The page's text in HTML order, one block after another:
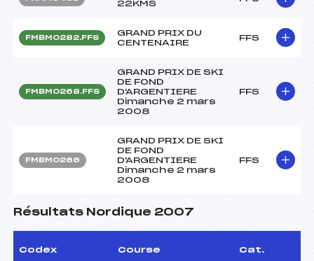
22KMS
FMBM0282.FFS
GRAND PRIX DU
CENTENAIRE
FFS
FMBM0268.FFS
GRAND PRIX DE SKI
DE FOND
D'ARGENTIERE
Dimanche 2 mars
2008
FFS
FMBM0266
GRAND PRIX DE SKI
DE FOND
D'ARGENTIERE
Dimanche 2 mars
2008
FFS
Résultats Nordique 2007
Codex Course Cat.